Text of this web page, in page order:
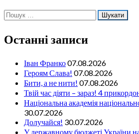
Пошук:
Останні записи
Іван Франко07.08.2026
Героям Слава! 07.08.2026
Бити, а не нити! 07.08.2026
Твій час діяти – зараз! 4
Національна академія
30.07.2026
Долучайся! 30.07.2026
У державному бюджеті України